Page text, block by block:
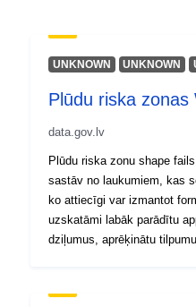
Spatial:
20.7,
UNKNOWN UNKNOWN
Plūdu riska zonas
data.gov.lv
Plūdu riska zonu shape
sastāv no laukumiem, kas
ko attiecīgi var izmantot
uzskatāmi labāk parādītu
dziļumus, aprēķinātu
geoProductId=171)